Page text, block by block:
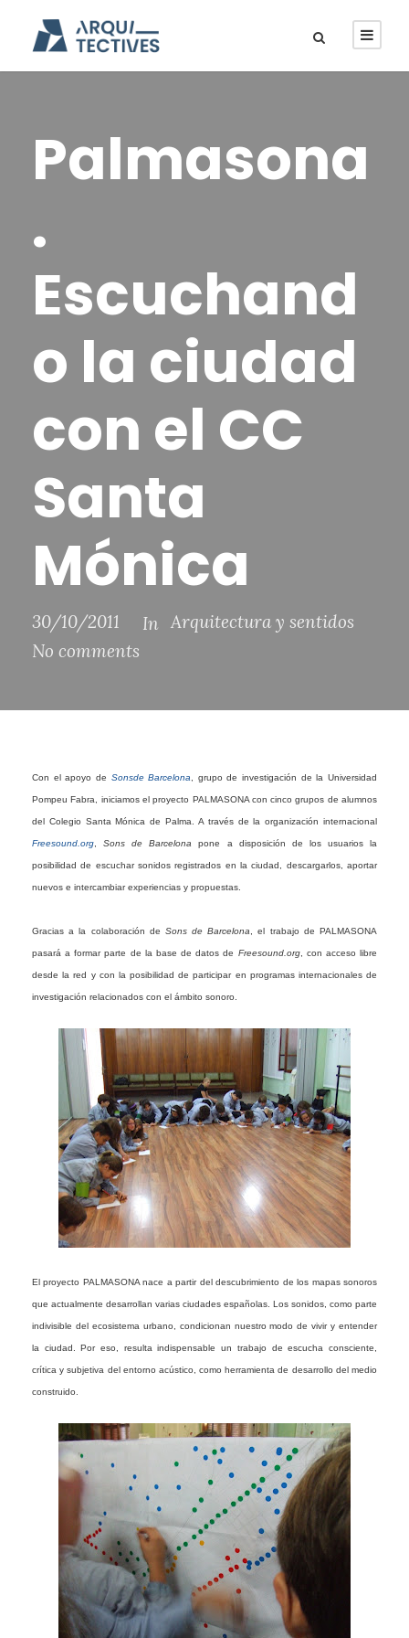
Palmasona
.
Escuchand
o la ciudad
con el CC
Santa
Mónica
30/10/2011 In Arquitectura y sentidos
No comments
Con el apoyo de Sonsde Barcelona, grupo de investigación de la Universidad
Pompeu Fabra, iniciamos el proyecto PALMASONA con cinco grupos de alumnos
del Colegio Santa Mónica de Palma. A través de la organización internacional
Freesound.org,Sons de Barcelona pone a disposición de los usuarios la
posibilidad de escuchar sonidos registrados en la ciudad, descargarlos, aportar
nuevos e intercambiar experiencias y propuestas.
Gracias a la colaboración de Sons de Barcelona, el trabajo de PALMASONA
pasará a formar parte de la base de datos de Freesound.org, con acceso libre
desde la red y con la posibilidad de participar en programas internacionales de
investigación relacionados con el ámbito sonoro.
El proyecto PALMASONA nace a partir del descubrimiento de los mapas sonoros
que actualmente desarrollan varias ciudades españolas. Los sonidos, como parte
indivisible del ecosistema urbano, condicionan nuestro modo de vivir y entender
la ciudad. Por eso, resulta indispensable un trabajo de escucha consciente,
crítica y subjetiva del entorno acústico, como herramienta de desarrollo del medio
construido.